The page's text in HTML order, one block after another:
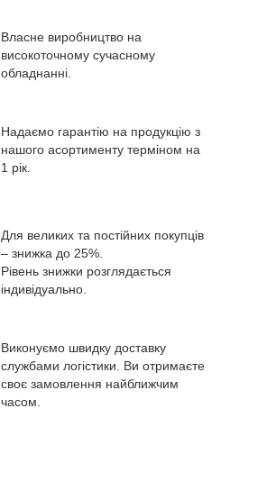
Власне виробництво на
високоточному сучасному
обладнанні.
Надаємо гарантію на продукцію з
нашого асортименту терміном на
1 рік.
Для великих та постійних покупців
– знижка до 25%.
Рівень знижки розглядається
індивідуально.
Виконуємо швидку доставку
службами логістики. Ви отримаєте
своє замовлення найближчим
часом.